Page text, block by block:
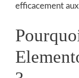
efficacement